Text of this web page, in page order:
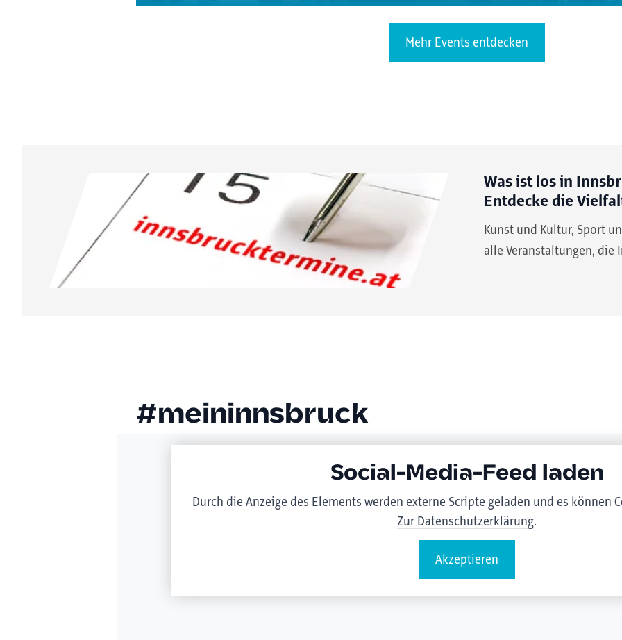
Mehr Events entdecken
Was ist los in
Entdecke die
Kunst und Kultur, Sport
alle Veranstaltungen, die
#meininnsbruck
Social-Media-Feed laden
Durch die Anzeige des Elements werden externe Scripte geladen und es können
Zur Datenschutzerklärung.
Akzeptieren